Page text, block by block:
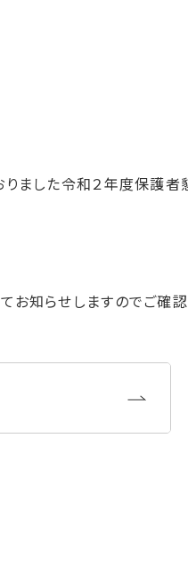
ました令和２年度保護者
知らせしますのでご確認